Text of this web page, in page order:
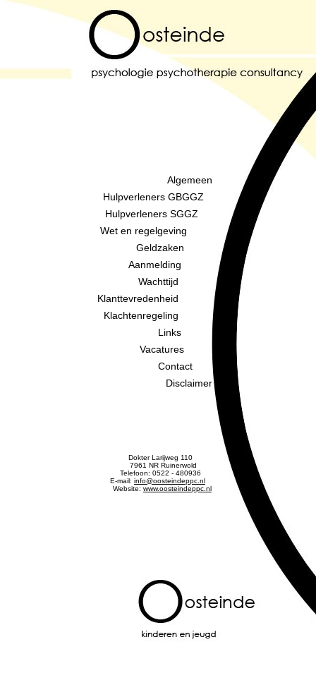
Algemeen
Hulpverleners GBGGZ
Hulpverleners SGGZ
Wet en regelgeving
Geldzaken
Aanmelding
Wachttijd
Klanttevredenheid
Klachtenregeling
Links
Vacatures
Contact
Disclaimer
Dokter Larijweg 110
7961 NR Ruinerwold
Telefoon: 0522 - 480936
E-mail: info@oosteindeppc.nl
Website: www.oosteindeppc.nl